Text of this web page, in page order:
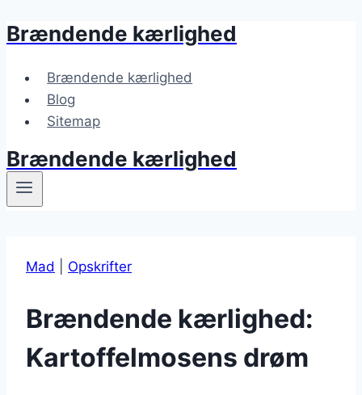
Fortsæt
indhold
Brændende kærlighed
Brændende kærlighed
Blog
Sitemap
Brændende kærlighed
Mad Opskrifter
Brændende kærlighed:
Kartoffelmosens drøm